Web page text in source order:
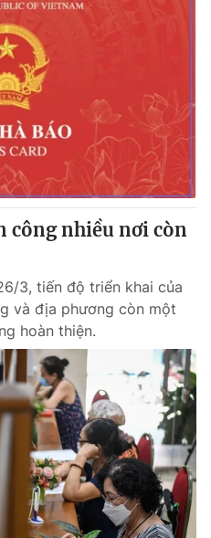
Infographic
Shorts video
VTV Thể thao
Bất động sản
Tấm lòng Việt
công nhiều nơi còn
3, tiến độ triển khai của
và địa phương còn một
hoàn thiện.